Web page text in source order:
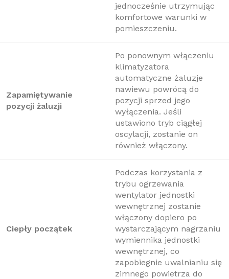
jednocześnie utrzymując
komfortowe warunki w
pomieszczeniu.
Zapamiętywanie
pozycji żaluzji
Po ponownym włączeniu
klimatyzatora
automatyczne żaluzje
nawiewu powrócą do
pozycji sprzed jego
wyłączenia. Jeśli
ustawiono tryb ciągłej
oscylacji, zostanie on
również włączony.
Ciepły początek
Podczas korzystania z
trybu ogrzewania
wentylator jednostki
wewnętrznej zostanie
włączony dopiero po
wystarczającym nagrzaniu
wymiennika jednostki
wewnętrznej, co
zapobiegnie uwalnianiu się
zimnego powietrza do